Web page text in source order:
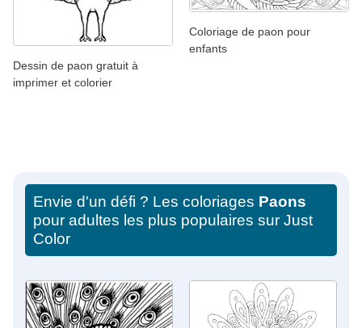
Dessin de paon gratuit à
imprimer et colorier
Coloriage de paon pour
enfants
Envie d'un défi ? Les coloriages Paons
pour adultes les plus populaires sur Just
Color